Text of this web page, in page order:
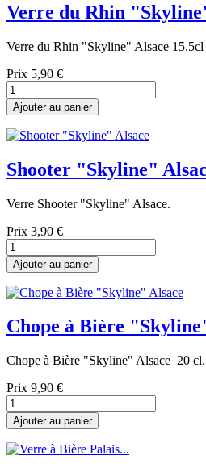
Verre du Rhin
Verre du Rhin "Skyline" Alsace 15.5cl
Prix 5,90 €
Ajouter au panier
Shooter "Skyline"
Verre Shooter "Skyline" Alsace.
Prix 3,90 €
Ajouter au panier
Chope à Bière
Chope à Bière "Skyline" Alsace 20 cl.
Prix 9,90 €
Ajouter au panier